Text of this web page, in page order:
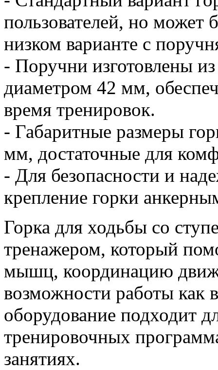
пользователей, но может
низком варианте с
- Поручни изготовлены
диаметром 42 мм,
время тренировок.
- Габаритные размеры
мм, достаточные для
- Для безопасности и
крепление горки
Горка для ходьбы со
тренажером, который
мышц, координацию
возможности работы как
оборудование подходит
тренировочных
занятиях.